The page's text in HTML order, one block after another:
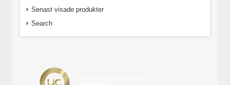
Senast visade produkter
Search